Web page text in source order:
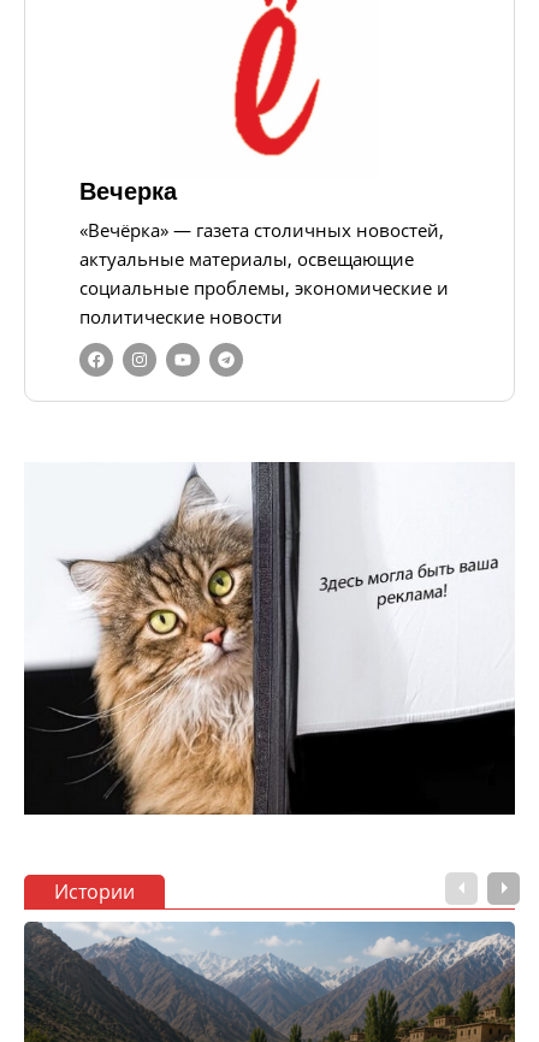
Вечерка
«Вечёрка» — газета столичных новостей,
актуальные материалы, освещающие
социальные проблемы, экономические и
политические новости
Истории